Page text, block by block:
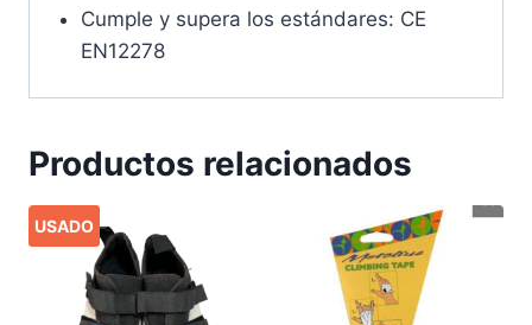
Cumple y supera los estándares: CE
EN12278
Productos relacionados
USADO